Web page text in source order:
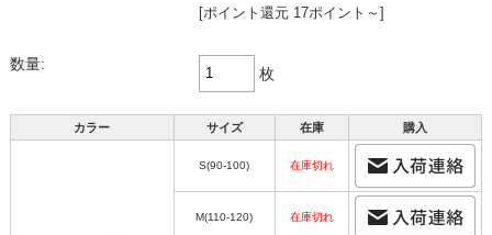
[ポイント還元 17ポイント～]
数量:
枚
カラー サイズ 在庫 購入
S(90-100) 在庫切れ
M(110-120) 在庫切れ